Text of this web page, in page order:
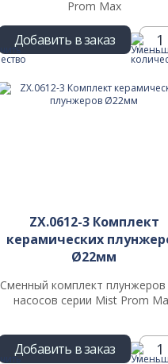
Prom Max
Добавить в заказ
ZX.0612-3 Комплект
керамических
Ø22мм
Сменный комплект плунжеров
насосов серии Mist Prom
Добавить в заказ